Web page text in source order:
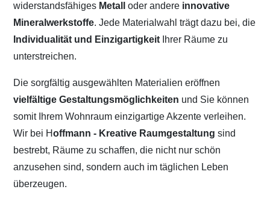
widerstandsfähiges Metalloder andere innovative
Mineralwerkstoffe. Jede Materialwahl trägt dazu bei, die
Individualität und Einzigartigkeit Ihrer Räume zu
unterstreichen.
Die sorgfältig ausgewählten Materialien eröffnen
vielfältige Gestaltungsmöglichkeiten und Sie können
somit Ihrem Wohnraum einzigartige Akzente verleihen.
Wir bei Hoffmann - Kreative Raumgestaltung sind
bestrebt, Räume zu schaffen, die nicht nur schön
anzusehen sind, sondern auch im täglichen Leben
überzeugen.